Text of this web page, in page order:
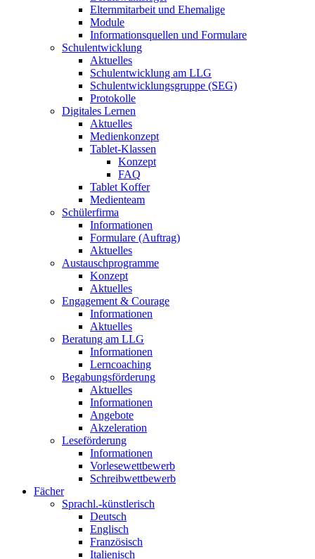
Elternmitarbeit und Ehemalige
Module
Informationsquellen und Formulare
Schulentwicklung
Aktuelles
Schulentwicklung am LLG
Schulentwicklungsgruppe (SEG)
Protokolle
Digitales Lernen
Aktuelles
Medienkonzept
Tablet-Klassen
Konzept
FAQ
Tablet Koffer
Medienteam
Schülerfirma
Informationen
Formulare (Auftrag)
Aktuelles
Austauschprogramme
Konzept
Aktuelles
Engagement & Courage
Informationen
Aktuelles
Beratung am LLG
Informationen
Lerncoaching
Begabungsförderung
Aktuelles
Informationen
Angebote
Akzeleration
Leseförderung
Informationen
Vorlesewettbewerb
Schreibwettbewerb
Fächer
Sprachl.-künstlerisch
Deutsch
Englisch
Französisch
Italienisch